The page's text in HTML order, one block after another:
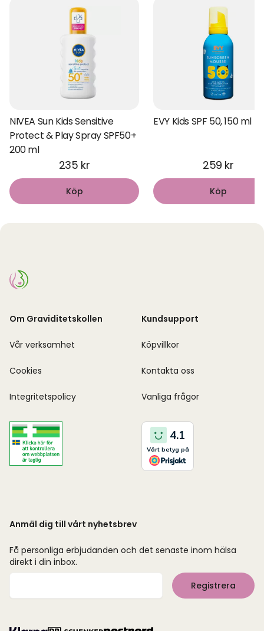
NIVEA Sun Kids Sensitive
Protect & Play Spray SPF50+
200 ml
235 kr
Köp
EVY Kids SPF 50, 150 ml
259 kr
Köp
Om Graviditetskollen
Vår verksamhet
Cookies
Integritetspolicy
Kundsupport
Köpvillkor
Kontakta oss
Vanliga frågor
Anmäl dig till vårt nyhetsbrev
Få personliga erbjudanden och det senaste inom hälsa
direkt i din inbox.
Registrera